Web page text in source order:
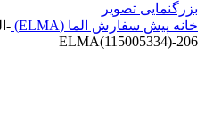
بزرگنمایی تصویر
خانه پیش سفارش الما (ELMA)
206-ELMA(115005334)